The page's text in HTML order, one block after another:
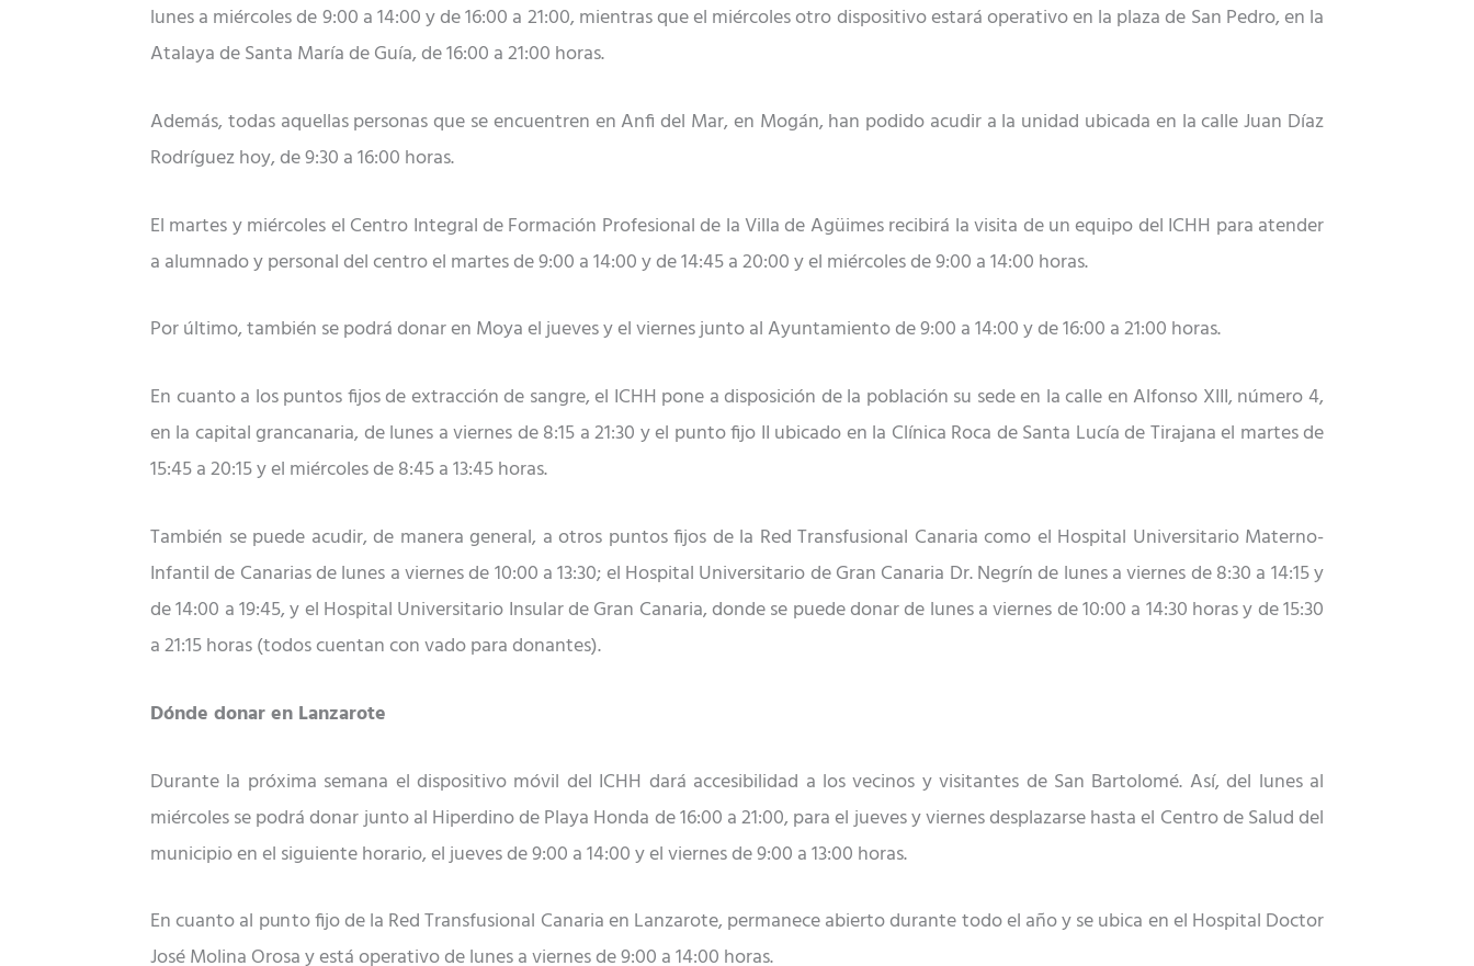
lunes a miércoles de 9:00 a 14:00 y de 16:00 a 21:00, mientras que el miércoles otro dispositivo estará operativo en la plaza de San Pedro, en la
Atalaya de Santa María de Guía, de 16:00 a 21:00 horas.
Además, todas aquellas personas que se encuentren en Anfi del Mar, en Mogán, han podido acudir a la unidad ubicada en la calle Juan Díaz
Rodríguez hoy, de 9:30 a 16:00 horas.
El martes y miércoles el Centro Integral de Formación Profesional de la Villa de Agüimes recibirá la visita de un equipo del ICHH para atender
a alumnado y personal del centro el martes de 9:00 a 14:00 y de 14:45 a 20:00 y el miércoles de 9:00 a 14:00 horas.
Por último, también se podrá donar en Moya el jueves y el viernes junto al Ayuntamiento de 9:00 a 14:00 y de 16:00 a 21:00 horas.
En cuanto a los puntos fijos de extracción de sangre, el ICHH pone a disposición de la población su sede en la calle en Alfonso XIII, número 4,
en la capital grancanaria, de lunes a viernes de 8:15 a 21:30 y el punto fijo II ubicado en la Clínica Roca de Santa Lucía de Tirajana el martes de
15:45 a 20:15 y el miércoles de 8:45 a 13:45 horas.
También se puede acudir, de manera general, a otros puntos fijos de la Red Transfusional Canaria como el Hospital Universitario Materno-
Infantil de Canarias de lunes a viernes de 10:00 a 13:30; el Hospital Universitario de Gran Canaria Dr. Negrín de lunes a viernes de 8:30 a 14:15 y
de 14:00 a 19:45, y el Hospital Universitario Insular de Gran Canaria, donde se puede donar de lunes a viernes de 10:00 a 14:30 horas y de 15:30
a 21:15 horas (todos cuentan con vado para donantes).
Dónde donar en Lanzarote
Durante la próxima semana el dispositivo móvil del ICHH dará accesibilidad a los vecinos y visitantes de San Bartolomé. Así, del lunes al
miércoles se podrá donar junto al Hiperdino de Playa Honda de 16:00 a 21:00, para el jueves y viernes desplazarse hasta el Centro de Salud del
municipio en el siguiente horario, el jueves de 9:00 a 14:00 y el viernes de 9:00 a 13:00 horas.
En cuanto al punto fijo de la Red Transfusional Canaria en Lanzarote, permanece abierto durante todo el año y se ubica en el Hospital Doctor
José Molina Orosa y está operativo de lunes a viernes de 9:00 a 14:00 horas.